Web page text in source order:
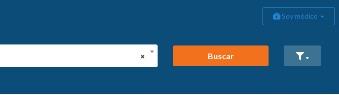
Soy médico
×
Buscar